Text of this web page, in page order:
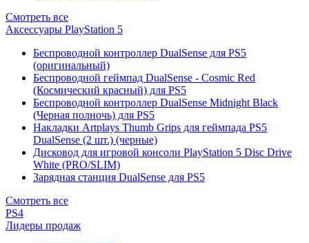
Смотреть все
Аксессуары PlayStation 5
Беспроводной контроллер DualSense для PS5
(оригинальный)
Беспроводной геймпад DualSense - Cosmic Red
(Космический красный) для PS5
Беспроводной контроллер DualSense Midnight Black
(Черная полночь) для PS5
Накладки Artplays Thumb Grips для геймпада PS5
DualSense (2 шт.) (черные)
Дисковод для игровой консоли PlayStation 5 Disc Drive
White (PRO/SLIM)
Зарядная станция DualSense для PS5
Смотреть все
PS4
Лидеры продаж